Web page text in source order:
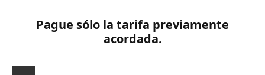
Pague sólo la tarifa previamente
acordada.